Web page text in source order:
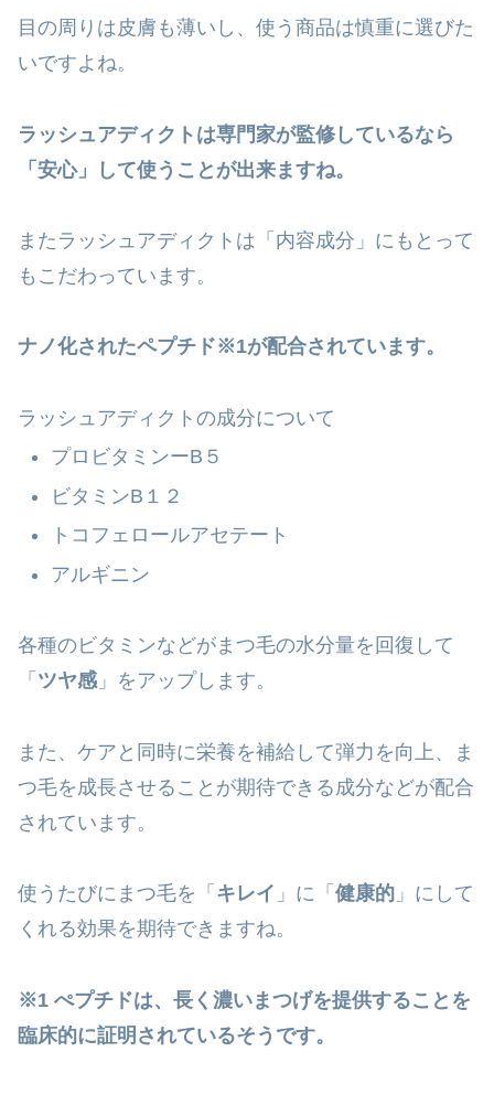
目の周りは皮膚も薄いし、使う商品は慎重に選びた
いですよね。
ラッシュアディクトは専門家が監修しているなら
「安心」して使うことが出来ますね。
またラッシュアディクトは「内容成分」にもとって
もこだわっています。
ナノ化されたペプチド※1が配合されています。
ラッシュアディクトの成分について
プロビタミンーB５
ビタミンB１２
トコフェロールアセテート
アルギニン
各種のビタミンなどがまつ毛の水分量を回復して
「 ツヤ感」をアップします。
また、ケアと同時に栄養を補給して弾力を向上、ま
つ毛を成長させることが期待できる成分などが配合
されています。
使うたびにまつ毛を「 キレイ 」に「 健康的 」にして
くれる効果を期待できますね。
※1 ぺプチドは、長く濃いまつげを提供することを
臨床的に証明されているそうです。